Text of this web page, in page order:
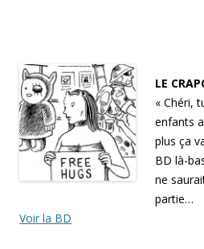
LE
« Chéri,
enfants
plus ça
BD là-
ne
partie…
Voir la BD